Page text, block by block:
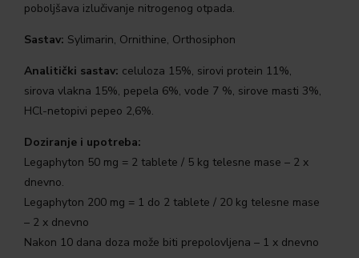
poboljšava izlučivanje nitrogenog otpada.
Sastav: Sylimarin, Ornithine, Orthosiphon
Analitički sastav: celuloza 15%, sirovi protein 11%,
sirova vlakna 15%, pepela 6%, vode 7 %, sirove masti 3%,
HCl-netopivi pepeo 2,6%.
Doziranje i upotreba:
Legaphyton 50 mg = 2 tablete / 5 kg telesne mase – 2 x
dnevno.
Legaphyton 200 mg = 1 do 2 tablete / 20 kg telesne mase
– 2 x dnevno
Nakon 10 dana doza može biti prepolovljena – 1 x dnevno